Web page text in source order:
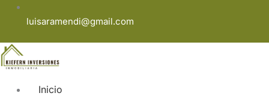
luisaramendi@gmail.com
Inicio